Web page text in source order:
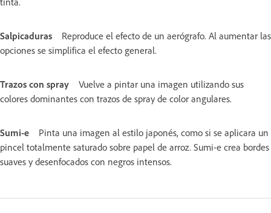
Salpicaduras
Reproduce el efecto de un aerógrafo. Al aumentar las
opciones se simplifica el efecto general.
Trazos con spray
Vuelve a pintar una imagen utilizando sus
colores dominantes con trazos de spray de color angulares.
Sumi-e
Pinta una imagen al estilo japonés, como si se aplicara un
pincel totalmente saturado sobre papel de arroz. Sumi-e crea bordes
suaves y desenfocados con negros intensos.